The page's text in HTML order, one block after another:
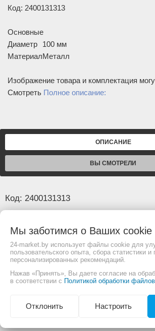
Код: 2400131313
Основные
Диаметр
100 мм
МатериалМеталл
Изображение товара и комплектация
Смотреть Полное описание:
ОПИСАНИЕ
ВЫ СМОТРЕЛИ
Код: 2400131313
Основные
Диаметр
МатериалМеталл
Изображение товара и комплектация
Полное
Мы заботимся о Ваших cookie
24-market.by использует файлы cookie для
пользовательского опыта, сбора статистики и
персонализированных рекомендаций.
Нажав «Принять», Вы даете согласие на
в соответствии с Политикой обработки
Отклонить Настроить